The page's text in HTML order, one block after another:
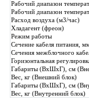
Рабочий диапазон
Рабочий диапазон
Расход воздуха (м3/час)
Хладагент (фреон)
Режим работы
Сечение кабеля питания,
Сечения межблочного
Горизонтальная
Габариты (ВхШхГ), см
Вес, кг (Внешний блок)
Габариты (ВхШхГ), см
Вес, кг (Внутренний блок)